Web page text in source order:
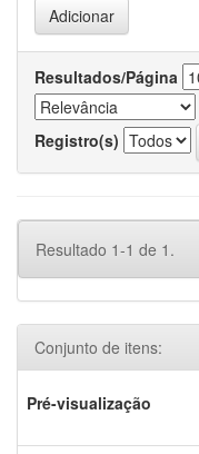
Resultados/Página
Registro(s)
Resultado 1-1 de 1.
Conjunto de itens:
Pré-visualização